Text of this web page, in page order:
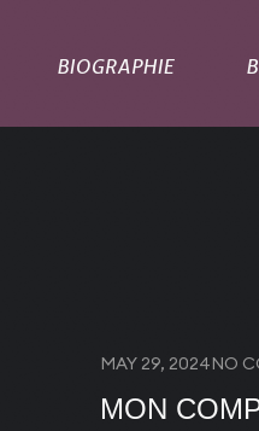
BIOGRAPHIE
MAY 29, 2024NO
MON